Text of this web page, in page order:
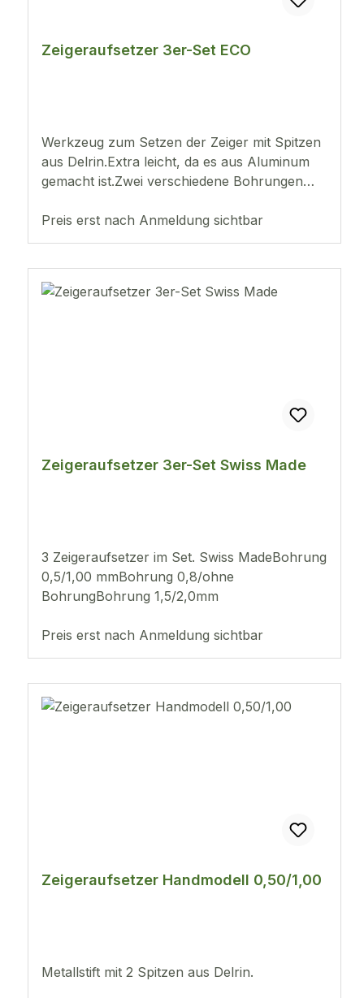
Zeigeraufsetzer 3er-Set ECO
Werkzeug zum Setzen der Zeiger mit Spitzen
aus Delrin.Extra leicht, da es aus Aluminum
gemacht ist.Zwei verschiedene Bohrungen
(0,80 und 3,50 mm flach)blau (1,50 und 2,00
mm)
Preis erst nach Anmeldung sichtbar
Zeigeraufsetzer 3er-Set Swiss Made
3 Zeigeraufsetzer im Set. Swiss MadeBohrung
0,5/1,00 mmBohrung 0,8/ohne
BohrungBohrung 1,5/2,0mm
Preis erst nach Anmeldung sichtbar
Zeigeraufsetzer Handmodell 0,50/1,00
Metallstift mit 2 Spitzen aus Delrin.